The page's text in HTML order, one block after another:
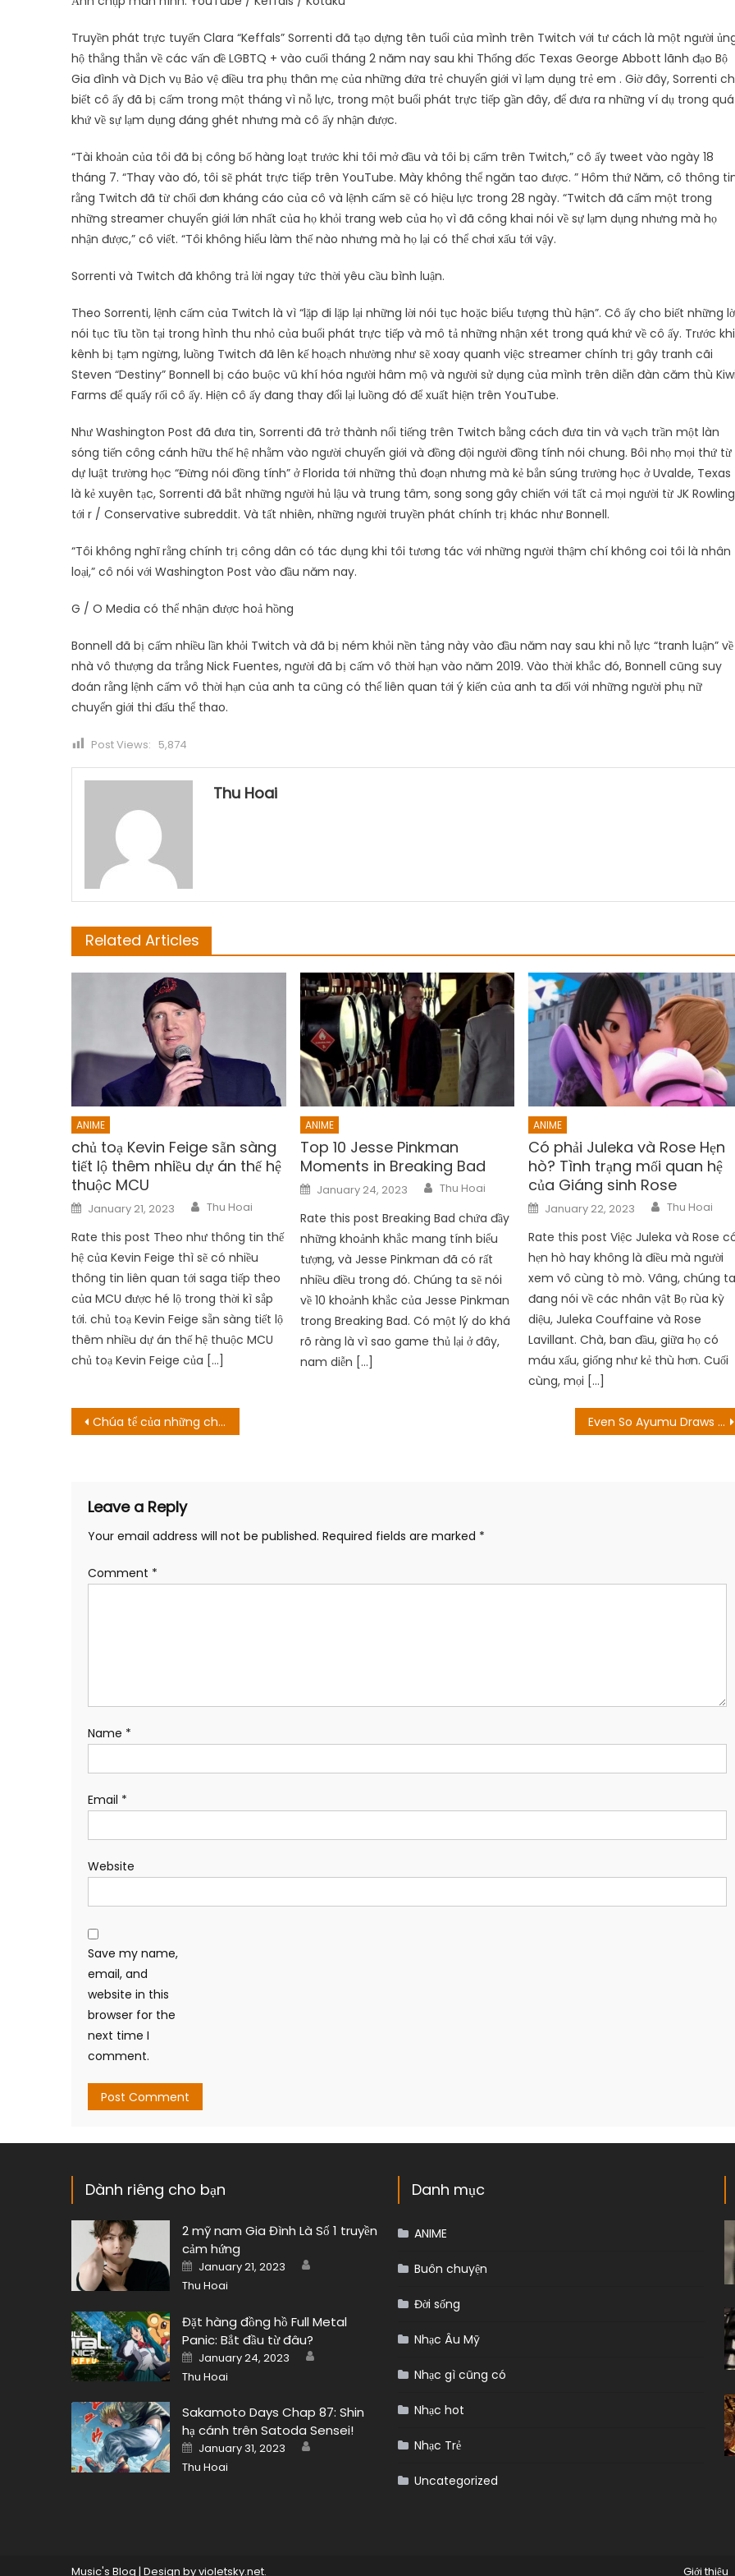
Truyền phát trực tuyến Clara “Keffals” Sorrenti đã tạo dựng tên tuổi của mình trên Twitch với tư cách là một người
hộ thẳng thắn về các vấn đề LGBTQ + vào cuối tháng 2 năm nay sau khi Thống đốc Texas George Abbott lãnh đạo Bộ
Gia đình và Dịch vụ Bảo vệ điều tra phụ thân mẹ của những đứa trẻ chuyển giới vì lạm dụng trẻ em . Giờ đây, Sorrenti
biết cô ấy đã bị cấm trong một tháng vì nỗ lực, trong một buổi phát trực tiếp gần đây, để đưa ra những ví dụ trong quá
khứ về sự lạm dụng đáng ghét nhưng mà cô ấy nhận được.
“Tài khoản của tôi đã bị công bố hàng loạt trước khi tôi mở đầu và tôi bị cấm trên Twitch,” cô ấy tweet vào ngày 18
tháng 7. “Thay vào đó, tôi sẽ phát trực tiếp trên YouTube. Mày không thể ngăn tao được. ” Hôm thứ Năm, cô thông
rằng Twitch đã từ chối đơn kháng cáo của cô và lệnh cấm sẽ có hiệu lực trong 28 ngày. “Twitch đã cấm một trong
những streamer chuyển giới lớn nhất của họ khỏi trang web của họ vì đã công khai nói về sự lạm dụng nhưng mà họ
nhận được,” cô viết. “Tôi không hiểu làm thế nào nhưng mà họ lại có thể chơi xấu tới vậy.
Sorrenti và Twitch đã không trả lời ngay tức thời yêu cầu bình luận.
Theo Sorrenti, lệnh cấm của Twitch là vì “lặp đi lặp lại những lời nói tục hoặc biểu tượng thù hận”. Cô ấy cho biết những
nói tục tĩu tồn tại trong hình thu nhỏ của buổi phát trực tiếp và mô tả những nhận xét trong quá khứ về cô ấy. Trước khi
kênh bị tạm ngừng, luồng Twitch đã lên kế hoạch nhường như sẽ xoay quanh việc streamer chính trị gây tranh cãi
Steven “Destiny” Bonnell bị cáo buộc vũ khí hóa người hâm mộ và người sử dụng của mình trên diễn đàn căm thù
Farms để quấy rối cô ấy. Hiện cô ấy đang thay đổi lại luồng đó để xuất hiện trên YouTube.
Như Washington Post đã đưa tin, Sorrenti đã trở thành nổi tiếng trên Twitch bằng cách đưa tin và vạch trần một làn
sóng tiến công cánh hữu thế hệ nhằm vào người chuyển giới và đồng đội người đồng tính nói chung. Bôi nhọ mọi thứ từ
dự luật trường học “Đừng nói đồng tính” ở Florida tới những thủ đoạn nhưng mà kẻ bắn súng trường học ở Uvalde, Texas
là kẻ xuyên tạc, Sorrenti đã bắt những người hủ lậu và trung tâm, song song gây chiến với tất cả mọi người từ JK Rowling
tới r / Conservative subreddit. Và tất nhiên, những người truyền phát chính trị khác như Bonnell.
“Tôi không nghĩ rằng chính trị công dân có tác dụng khi tôi tương tác với những người thậm chí không coi tôi là nhân
loại,” cô nói với Washington Post vào đầu năm nay.
G / O Media có thể nhận được hoả hồng
Bonnell đã bị cấm nhiều lần khỏi Twitch và đã bị ném khỏi nền tảng này vào đầu năm nay sau khi nỗ lực “tranh luận” về
nhà vô thượng da trắng Nick Fuentes, người đã bị cấm vô thời hạn vào năm 2019. Vào thời khắc đó, Bonnell cũng suy
đoán rằng lệnh cấm vô thời hạn của anh ta cũng có thể liên quan tới ý kiến của anh ta đối với những người phụ nữ
chuyển giới thi đấu thể thao.
Post Views: 5,874
Thu Hoai
Related Articles
ANIME
chủ toạ Kevin Feige sẵn sàng
tiết lộ thêm nhiều dự án thế hệ
thuộc MCU
Posted
on
January 21, 2023 Author
Thu Hoai
Rate this post Theo như thông tin thế
hệ của Kevin Feige thì sẽ có nhiều
thông tin liên quan tới saga tiếp theo
của MCU được hé lộ trong thời kì sắp
tới. chủ toạ Kevin Feige sẵn sàng tiết lộ
thêm nhiều dự án thế hệ thuộc MCU
chủ toạ Kevin Feige của […]
ANIME
Top 10 Jesse Pinkman
Moments in Breaking Bad
Posted
on
January 24, 2023 Author
Thu Hoai
Rate this post Breaking Bad chứa đầy
những khoảnh khắc mang tính biểu
tượng, và Jesse Pinkman đã có rất
nhiều điều trong đó. Chúng ta sẽ nói
về 10 khoảnh khắc của Jesse Pinkman
trong Breaking Bad. Có một lý do khá
rõ ràng là vì sao game thủ lại ở đây,
nam diễn […]
ANIME
Có phải Juleka và Rose Hẹn
hò? Tình trạng mối quan hệ
của Giáng sinh Rose
Posted
on
January 22, 2023 Author
Thu Hoai
Rate this post Việc Juleka và Rose
hẹn hò hay không là điều mà người
xem vô cùng tò mò. Vâng, chúng
đang nói về các nhân vật Bọ rùa kỳ
diệu, Juleka Couffaine và Rose
Lavillant. Chà, ban đầu, giữa họ có
máu xấu, giống như kẻ thù hơn. Cuối
cùng, mọi […]
Post
Chúa tể của những chiếc nhẫn: Địa điểm quay phim của cả ba bộ phim Even So Ayumu Draws Closer To The Endgame Tập 5 Ngày tạo ra: Ayumu Sẵn sàng cho Đêm Giáng sinh
Leave a Reply
Your email address will not be published. Required fields are marked *
Comment *
Name *
Email *
Website
Save my name,
email, and
website in this
browser for the
next time I
comment.
Dành riêng cho bạn
2 mỹ nam Gia Đình Là Số 1 truyền
cảm hứng
Posted
on
January 21, 2023
Thu Hoai
Đặt hàng đồng hồ Full Metal
Panic: Bắt đầu từ đâu?
Posted
on
January 24, 2023
Thu Hoai
Sakamoto Days Chap 87: Shin
hạ cánh trên Satoda Sensei!
Posted
on
January 31, 2023
Thu Hoai
Danh mục
ANIME
Buôn chuyện
Đời sống
Nhạc Âu Mỹ
Nhạc gì cũng có
Nhạc hot
Nhạc Trẻ
Uncategorized
Music's Blog | Design byvioletsky.net. Giới thiệu